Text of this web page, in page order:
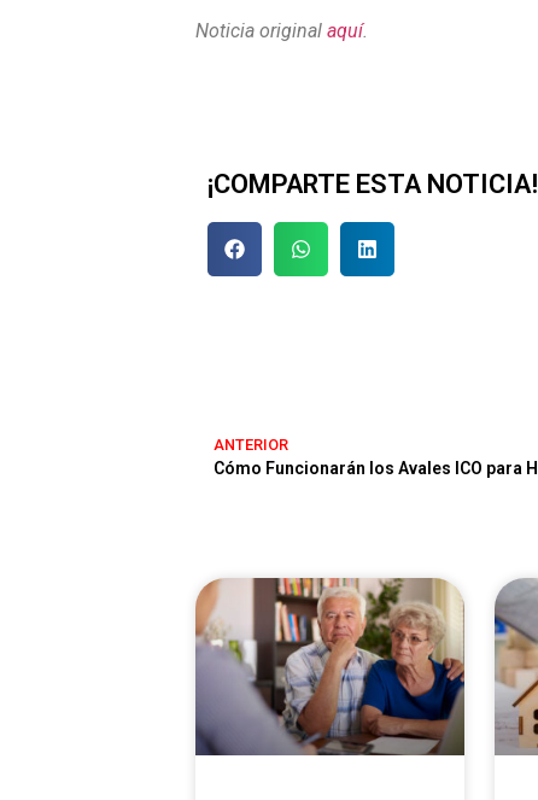
Noticia original aquí.
¡COMPARTE ESTA NOTICIA!
ANTERIOR